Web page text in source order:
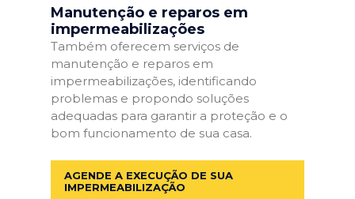
Manutenção e reparos em
impermeabilizações
Também oferecem serviços de
manutenção e reparos em
impermeabilizações, identificando
problemas e propondo soluções
adequadas para garantir a proteção e o
bom funcionamento de sua casa.
AGENDE A EXECUÇÃO DE SUA
IMPERMEABILIZAÇÃO